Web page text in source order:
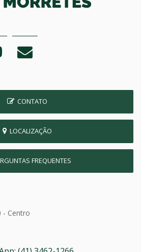
CONTATO
LOCALIZAÇÃO
FREQUENTES
- Centro